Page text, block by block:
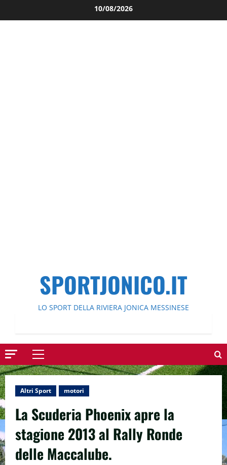
al
10/08/2026
SPORTJONICO.IT
LO SPORT DELLA RIVIERA JONICA MESSINESE
Menu
principale
Altri Sport motori
La Scuderia Phoenix apre la
stagione 2013 al Rally Ronde
delle Maccalube.